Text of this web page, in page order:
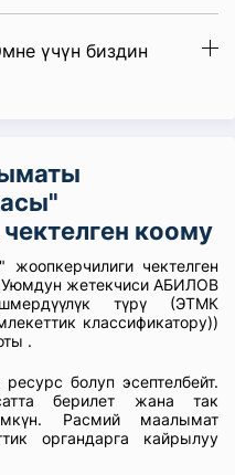
үчүн биздин
коому
жоопкерчилиги чектелген
жетекчиси АБИЛОВ
түрү (ЭТМК
классификатору))
.
болуп эсептелбейт.
берилет жана так
Расмий маалымат
органдарга кайрылуу